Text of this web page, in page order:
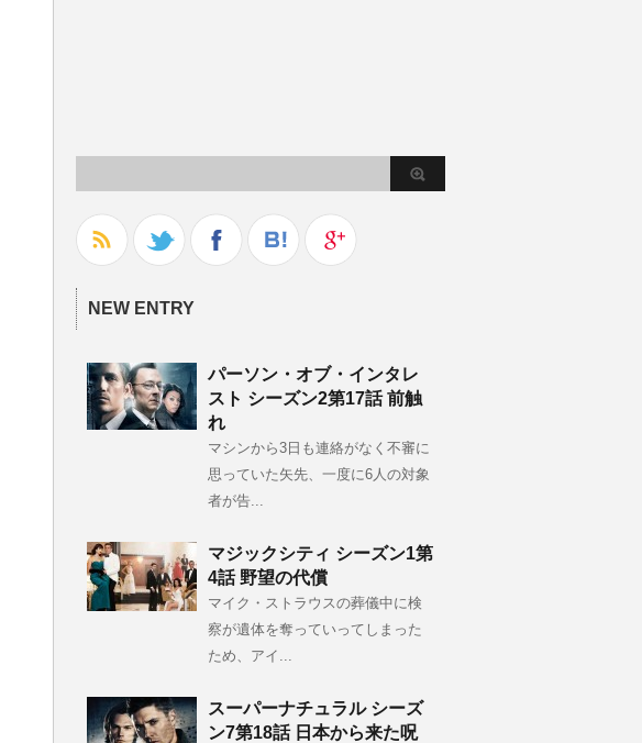
NEW ENTRY
パーソン・オブ・インタレ
スト シーズン2第17話 前触
れ
マシンから3日も連絡がなく不審に
思っていた矢先、一度に6人の対象
者が告...
マジックシティ シーズン1第
4話 野望の代償
マイク・ストラウスの葬儀中に検
察が遺体を奪っていってしまった
ため、アイ...
スーパーナチュラル シーズ
ン7第18話 日本から来た呪